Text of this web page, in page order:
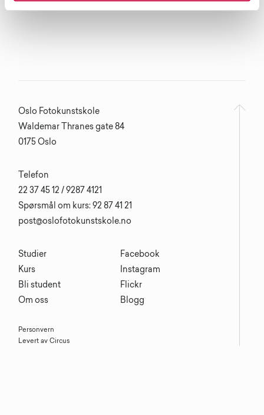
Oslo Fotokunstskole
Waldemar Thranes gate 84
0175 Oslo
Studier
Kurs
Bli student
Om oss
Telefon
22 37 45 12 / 9287 4121
Spørsmål om kurs: 92 87 41 21
post@oslofotokunstskole.no
Facebook
Instagram
Flickr
Blogg
Personvern
Levert av Circus